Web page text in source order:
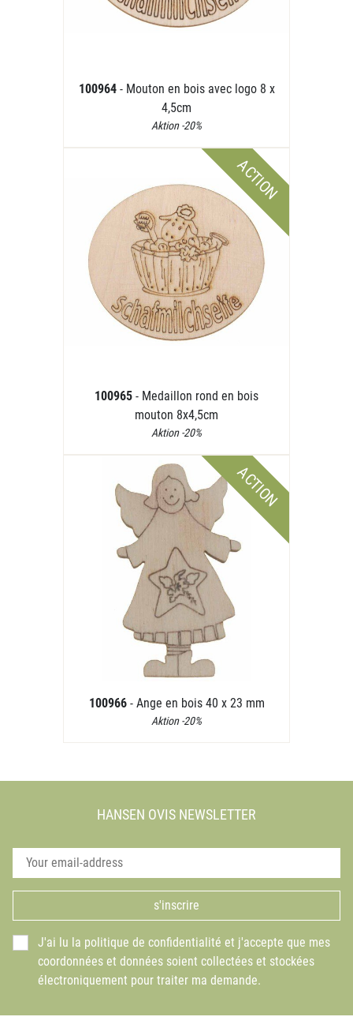
100964 - Mouton en bois avec logo 8 x
4,5cm
Aktion -20%
ACTION
100965 - Medaillon rond en bois
mouton 8x4,5cm
Aktion -20%
ACTION
100966 - Ange en bois 40 x 23 mm
Aktion -20%
HANSEN OVIS NEWSLETTER
s'inscrire
J'ai lu la politique de confidentialité et j'accepte que mes
coordonnées et données soient collectées et stockées
électroniquement pour traiter ma demande.